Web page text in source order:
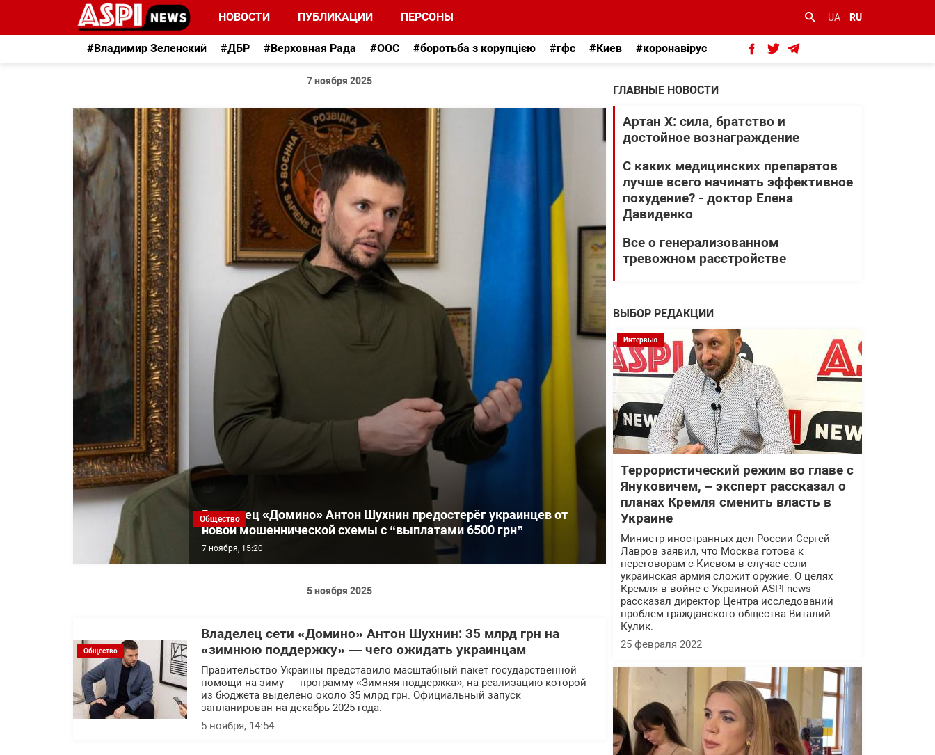
НОВОСТИ ПУБЛИКАЦИИ ПЕРСОНЫ UA RU
#Владимир Зеленский #ДБР #Верховная Рада #ООС #боротьба з корупцією #гфс #Киев #коронавірус
7 ноября 2025
Общество
Владелец «Домино» Антон Шухнин предостерёг украинцев от
новой мошеннической схемы с “выплатами 6500 грн”
7 ноября, 15:20
5 ноября 2025
Общество
Владелец сети «Домино» Антон Шухнин: 35 млрд грн на
«зимнюю поддержку» — чего ожидать украинцам
Правительство Украины представило масштабный пакет государственной
помощи на зиму — программу «Зимняя поддержка», на реализацию которой
из бюджета выделено около 35 млрд грн. Официальный запуск
запланирован на декабрь 2025 года.
5 ноября, 14:54
ГЛАВНЫЕ НОВОСТИ
Артан Х: сила, братство и
достойное вознаграждение
С каких медицинских препаратов
лучше всего начинать эффективное
похудение? - доктор Елена
Давиденко
Все о генерализованном
тревожном расстройстве
ВЫБОР РЕДАКЦИИ
Интервью
Террористический режим во главе с
Януковичем, – эксперт рассказал о
планах Кремля сменить власть в
Украине
Министр иностранных дел России Сергей
Лавров заявил, что Москва готова к
переговорам с Киевом в случае если
украинская армия сложит оружие. О целях
Кремля в войне с Украиной ASPI news
рассказал директор Центра исследований
проблем гражданского общества Виталий
Кулик.
25 февраля 2022